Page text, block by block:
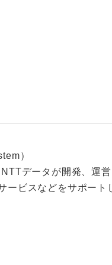
）
データが開発、運
ービスなどをサポート